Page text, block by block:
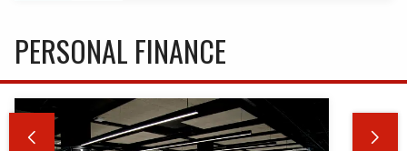
PERSONAL FINANCE
 